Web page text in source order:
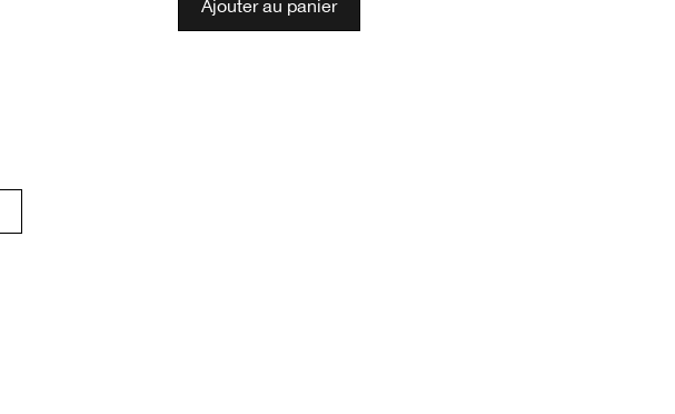
Ajouter au panier